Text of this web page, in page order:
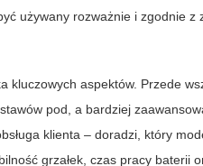
używany rozważnie i zgodnie z
kluczowych aspektów. Przede
pod, a bardziej
klienta – doradzi, który
grzałek, czas pracy baterii